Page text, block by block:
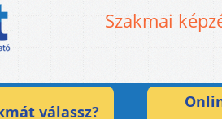
Szakmai
válassz?